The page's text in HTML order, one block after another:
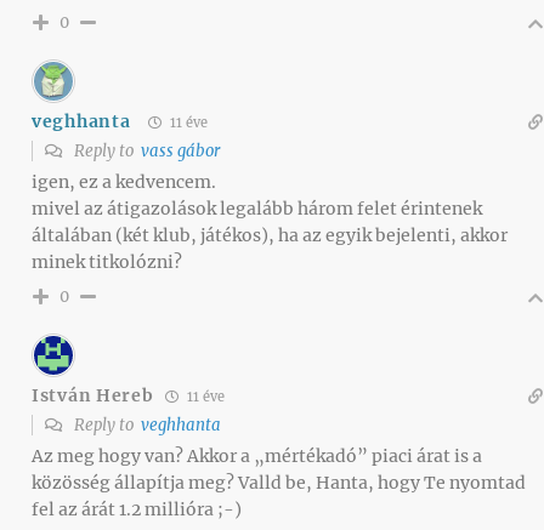
0
veghhanta 11 éve
Reply to vass gábor
igen, ez a kedvencem.
mivel az átigazolások legalább három felet érintenek
általában (két klub, játékos), ha az egyik bejelenti, akkor
minek titkolózni?
0
István Hereb 11 éve
Reply to veghhanta
Az meg hogy van? Akkor a „mértékadó” piaci árat is a
közösség állapítja meg? Valld be, Hanta, hogy Te nyomtad
fel az árát 1.2 millióra ;-)